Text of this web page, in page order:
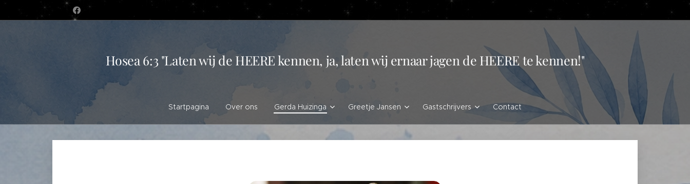
Hosea 6:3 "Laten wij de HEERE kennen, ja, laten wij ernaar jagen de HEERE te kennen!"
Startpagina Over ons Gerda Huizinga Greetje Jansen Gastschrijvers Contact